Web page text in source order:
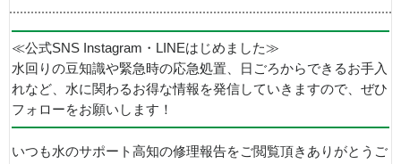
≪公式SNS Instagram・LINEはじめました≫
水回りの豆知識や緊急時の応急処置、日ごろからできるお手入
れなど、水に関わるお得な情報を発信していきますので、ぜひ
フォローをお願いします！
いつも水のサポート高知の修理報告をご閲覧頂きありがとうご